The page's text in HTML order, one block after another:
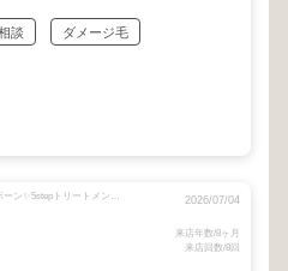
談 ダメージ毛
メニュー/ カット➕カラー➕✨インボーン✨5stepトリートメント✨ 2026/07/04
来店年数/8ヶ月
来店回数/8回